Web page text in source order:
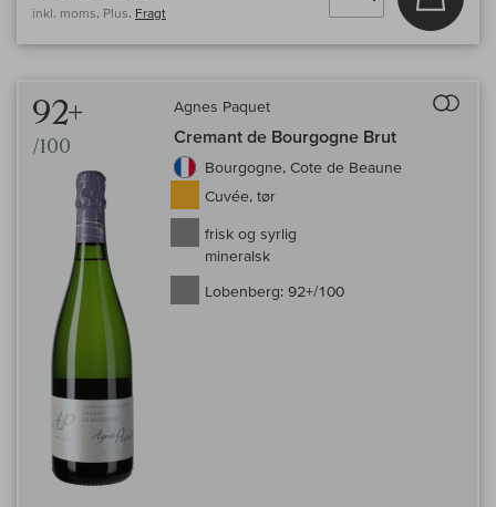
inkl. moms, Plus. Fragt
92+
/100
Agnes Paquet
Cremant de Bourgogne Brut
Bourgogne, Cote de Beaune
Cuvée, tør
frisk og syrlig
mineralsk
Lobenberg: 92+/100